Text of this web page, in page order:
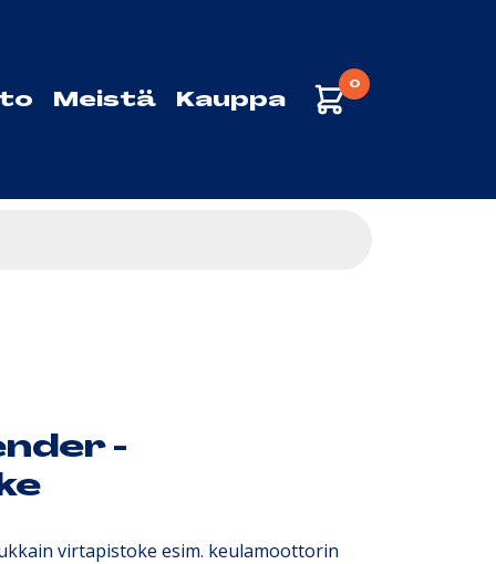
Meistä Kauppa
0
-
virtapistoke esim. keulamoottorin